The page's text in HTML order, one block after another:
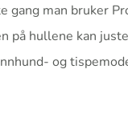
gang man bruker
på hullene kan
og